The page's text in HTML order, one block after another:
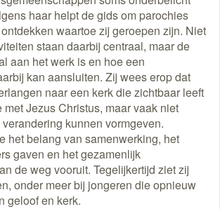
haar helpt de gids om parochies
waartoe zij geroepen zijn. Niet
staan daarbij centraal, maar de
aan het werk is en hoe een
kan aansluiten. Zij wees erop dat
naar een kerk die zichtbaar leeft
Jezus Christus, maar vaak niet
kunnen vormgeven.
het belang van samenwerking, het
gaven en het gezamenlijk
de weg vooruit. Tegelijkertijd ziet zij
onder meer bij jongeren die opnieuw
geloof en kerk.